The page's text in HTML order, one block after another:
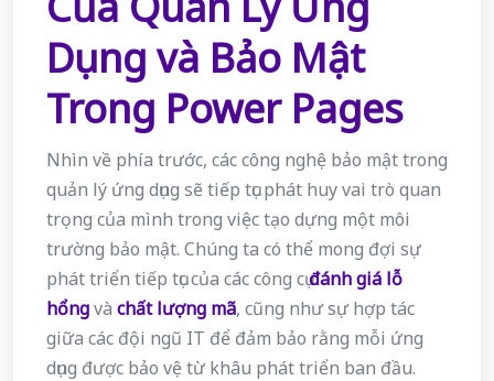
Dụng và Bảo Mật
Trong Power Pages
Nhìn về phía trước, các công nghệ bảo mật trong
quản lý ứng dụng sẽ tiếp tục phát huy vai trò quan
trọng của mình trong việc tạo dựng một môi
trường bảo mật. Chúng ta có thể mong đợi sự
phát triển tiếp tục của các công cụđánh giá lỗ
hổngvà chất lượng mã, cũng như sự hợp tác
giữa các đội ngũ IT để đảm bảo rằng mỗi ứng
dụng được bảo vệ từ khâu phát triển ban đầu.